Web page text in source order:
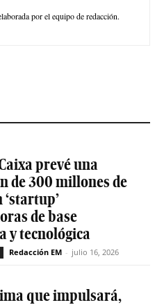
por el equipo de redacción.
prevé una
de 300 millones de
de base
y tecnológica
Redacción EM - julio 16, 2026
que impulsará,